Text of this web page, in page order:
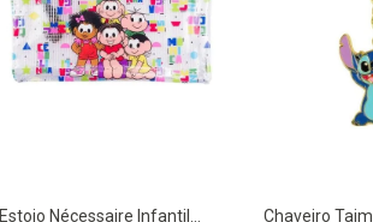
Estojo Nécessaire Infantil
Chaveiro